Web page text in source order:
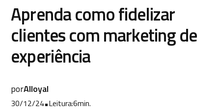
Aprenda como fidelizar
clientes com marketing de
experiência
porAlloyal
30/12/24•Leitura:6min.